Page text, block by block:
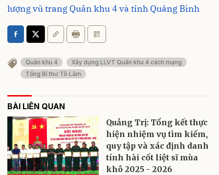
lượng vũ trang Quân khu 4 và tỉnh Quảng Bình
Quân khu 4
Xây dựng LLVT Quân khu 4 cách mạng
Tổng Bí thư Tô Lâm
BÀI LIÊN QUAN
Quảng Trị: Tổng kết thực
hiện nhiệm vụ tìm kiếm,
quy tập và xác định danh
tính hài cốt liệt sĩ mùa
khô 2025 - 2026